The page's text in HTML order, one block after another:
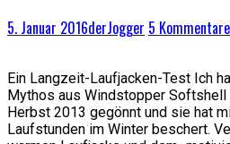
5. Januar 2016derJogger 5 Kommentare
Ein Langzeit-Laufjacken-Test Ich
Mythos aus Windstopper Softshell
Herbst 2013 gegönnt und sie hat
Laufstunden im Winter beschert.